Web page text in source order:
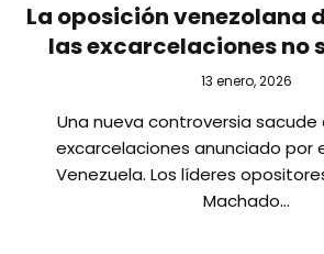
La oposición venezolana
las excarcelaciones no
13 enero, 2026
Una nueva controversia sacude
excarcelaciones anunciado por
Venezuela. Los líderes
Machado…